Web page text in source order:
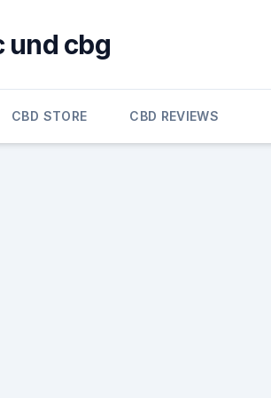
und cbg
CBD STORE CBD REVIEWS